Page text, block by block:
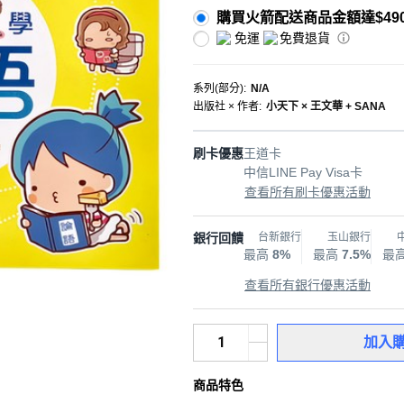
購買火箭配送商品金額達
免運 免費退貨
系列(部分): N/A
出版社 × 作者: 小天下 × 王文華 + SANA
刷卡優惠王道卡
中信LINE Pay Visa卡
查看所有刷卡優惠活動
銀行回饋 台新銀行
最高 8%
玉山銀行
最高 7.5% 最
查看所有銀行優惠活動
加入
商品特色